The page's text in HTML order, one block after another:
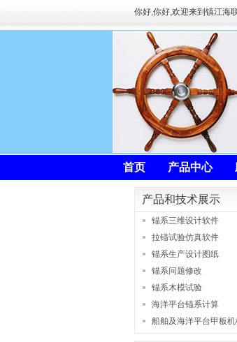
你好,你好,欢迎来到镇江海
首页 产品中心
产品和技术展示
锚系三维设计软件
拉锚试验仿真软件
锚系生产设计图纸
锚系问题修改
锚系木模试验
海洋平台锚系计算
船舶及海洋平台甲板